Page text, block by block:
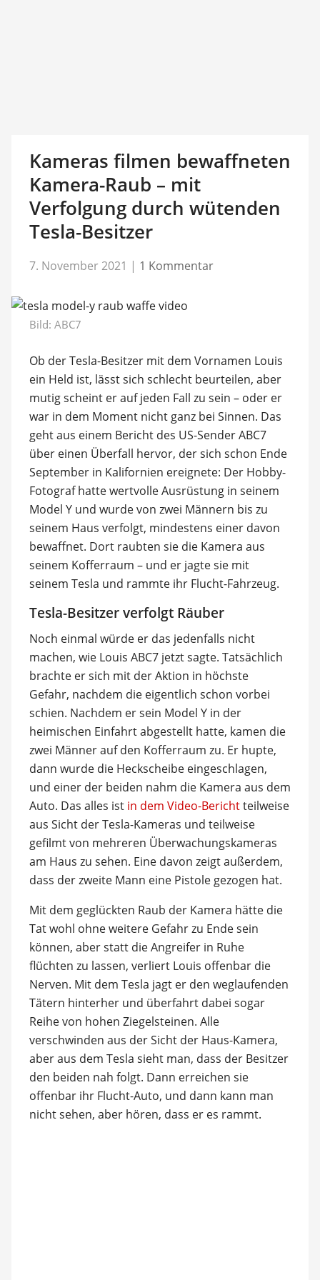
Kameras filmen bewaffneten
Kamera-Raub – mit
Verfolgung durch wütenden
Tesla-Besitzer
7. November 2021 | 1 Kommentar
Bild: ABC7
Ob der Tesla-Besitzer mit dem Vornamen Louis
ein Held ist, lässt sich schlecht beurteilen, aber
mutig scheint er auf jeden Fall zu sein – oder er
war in dem Moment nicht ganz bei Sinnen. Das
geht aus einem Bericht des US-Sender ABC7
über einen Überfall hervor, der sich schon Ende
September in Kalifornien ereignete: Der Hobby-
Fotograf hatte wertvolle Ausrüstung in seinem
Model Y und wurde von zwei Männern bis zu
seinem Haus verfolgt, mindestens einer davon
bewaffnet. Dort raubten sie die Kamera aus
seinem Kofferraum – und er jagte sie mit
seinem Tesla und rammte ihr Flucht-Fahrzeug.
Tesla-Besitzer verfolgt Räuber
Noch einmal würde er das jedenfalls nicht
machen, wie Louis ABC7 jetzt sagte. Tatsächlich
brachte er sich mit der Aktion in höchste
Gefahr, nachdem die eigentlich schon vorbei
schien. Nachdem er sein Model Y in der
heimischen Einfahrt abgestellt hatte, kamen die
zwei Männer auf den Kofferraum zu. Er hupte,
dann wurde die Heckscheibe eingeschlagen,
und einer der beiden nahm die Kamera aus dem
Auto. Das alles ist in dem Video-Berichtteilweise
aus Sicht der Tesla-Kameras und teilweise
gefilmt von mehreren Überwachungskameras
am Haus zu sehen. Eine davon zeigt außerdem,
dass der zweite Mann eine Pistole gezogen hat.
Mit dem geglückten Raub der Kamera hätte die
Tat wohl ohne weitere Gefahr zu Ende sein
können, aber statt die Angreifer in Ruhe
flüchten zu lassen, verliert Louis offenbar die
Nerven. Mit dem Tesla jagt er den weglaufenden
Tätern hinterher und überfahrt dabei sogar
Reihe von hohen Ziegelsteinen. Alle
verschwinden aus der Sicht der Haus-Kamera,
aber aus dem Tesla sieht man, dass der Besitzer
den beiden nah folgt. Dann erreichen sie
offenbar ihr Flucht-Auto, und dann kann man
nicht sehen, aber hören, dass er es rammt.